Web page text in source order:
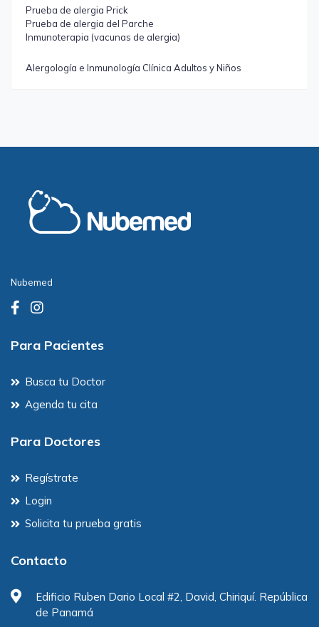
Prueba de alergia Prick
Prueba de alergia del Parche
Inmunoterapia (vacunas de alergia)
Alergología e Inmunología Clínica Adultos y Niños
Nubemed
Para Pacientes
Busca tu Doctor
Agenda tu cita
Para Doctores
Regístrate
Login
Solicita tu prueba gratis
Contacto
Edificio Ruben Dario Local #2, David, Chiriquí. República
de Panamá